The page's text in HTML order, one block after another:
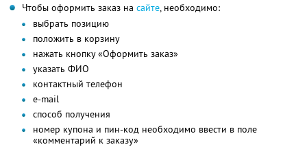
Чтобы оформить заказ на сайте, необходимо:
выбрать позицию
положить в корзину
нажать кнопку «Оформить заказ»
указать ФИО
контактный телефон
e-mail
способ получения
номер купона и пин-код необходимо ввести в поле
«комментарий к заказу»